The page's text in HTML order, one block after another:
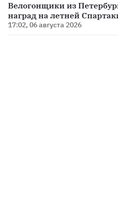
Велогонщики из
наград на летней
17:02, 06 августа 2026